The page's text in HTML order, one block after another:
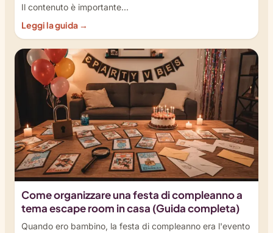
Il contenuto è importante...
Leggi la guida →
Come organizzare una festa di compleanno a
tema escape room in casa (Guida completa)
Quando ero bambino, la festa di compleanno era l'evento